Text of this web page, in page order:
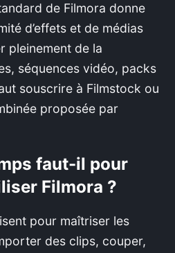
de Filmora donne
d’effets et de médias
pleinement de la
séquences vidéo, packs
souscrire à Filmstock ou
proposée par
faut-il pour
Filmora ?
pour maîtriser les
des clips, couper,